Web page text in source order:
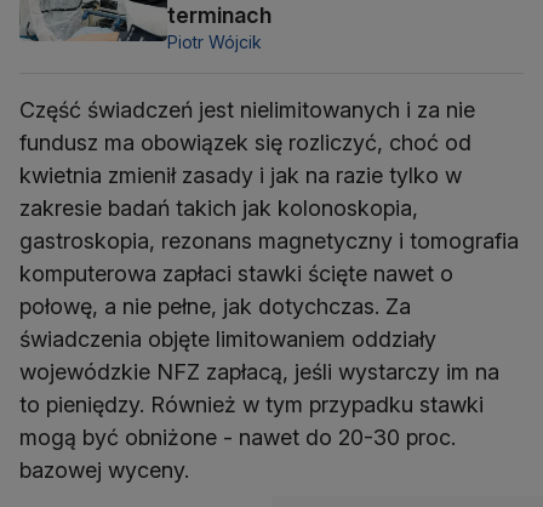
terminach
Piotr Wójcik
Część świadczeń jest nielimitowanych i za nie
fundusz ma obowiązek się rozliczyć, choć od
kwietnia zmienił zasady i jak na razie tylko w
zakresie badań takich jak kolonoskopia,
gastroskopia, rezonans magnetyczny i tomografia
komputerowa zapłaci stawki ścięte nawet o
połowę, a nie pełne, jak dotychczas. Za
świadczenia objęte limitowaniem oddziały
wojewódzkie NFZ zapłacą, jeśli wystarczy im na
to pieniędzy. Również w tym przypadku stawki
mogą być obniżone - nawet do 20-30 proc.
bazowej wyceny.